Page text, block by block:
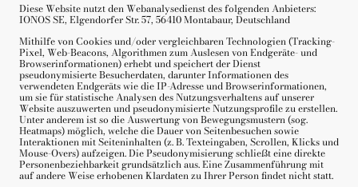
Diese Website nutzt den Webanalysedienst des folgenden Anbieters:
IONOS SE, Elgendorfer Str. 57, 56410 Montabaur, Deutschland
Mithilfe von Cookies und/oder vergleichbaren Technologien (Tracking-
Pixel, Web-Beacons, Algorithmen zum Auslesen von Endgeräte- und
Browserinformationen) erhebt und speichert der Dienst
pseudonymisierte Besucherdaten, darunter Informationen des
verwendeten Endgeräts wie die IP-Adresse und Browserinformationen,
um sie für statistische Analysen des Nutzungsverhaltens auf unserer
Website auszuwerten und pseudonymisierte Nutzungsprofile zu erstellen.
Unter anderem ist so die Auswertung von Bewegungsmustern (sog.
Heatmaps) möglich, welche die Dauer von Seitenbesuchen sowie
Interaktionen mit Seiteninhalten (z. B. Texteingaben, Scrollen, Klicks und
Mouse-Overs) aufzeigen. Die Pseudonymisierung schließt eine direkte
Personenbeziehbarkeit grundsätzlich aus. Eine Zusammenführung mit
auf andere Weise erhobenen Klardaten zu Ihrer Person findet nicht statt.